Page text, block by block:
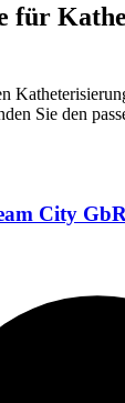
für
Sie den
City